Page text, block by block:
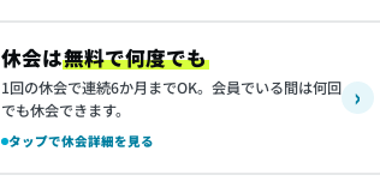
休会は無料で何度でも
1回の休会で連続6か月までOK。会員でいる間は何回
でも休会できます。
タップで休会詳細を見る
›